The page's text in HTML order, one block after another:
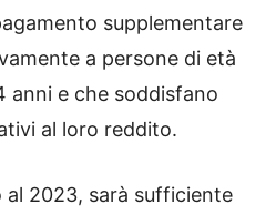
supplementare
a persone di età
anni e che soddisfano
al loro reddito.
al 2023, sarà sufficiente